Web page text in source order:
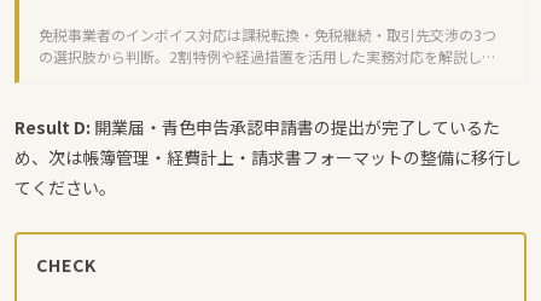
免税事業者のインボイス対応は課税転換・免税継続・取引先交渉の3つ
の選択肢から判断。2割特例や経過措置を活用した実務対応を解説しま
Result D: 開業届・青色申告承認申請書の提出が完了しているた
め、次は帳簿管理・経費計上・請求書フォーマットの整備に移行し
てください。
CHECK